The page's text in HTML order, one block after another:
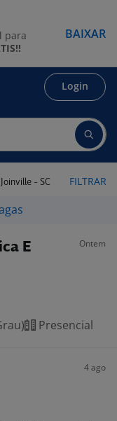
Login
- SC FILTRAR
E
Ontem
Presencial
4 ago
para
BAIXAR